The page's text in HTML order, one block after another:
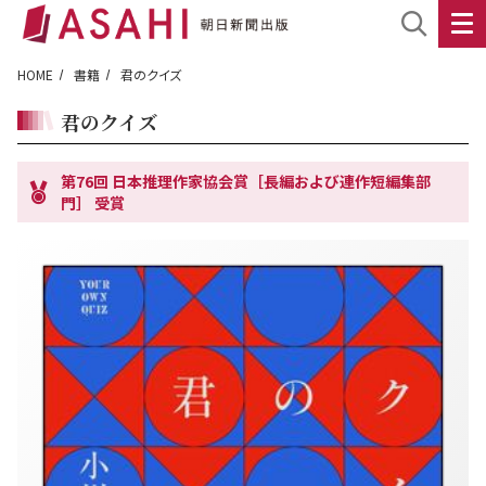
HOME 書籍 君のクイズ
君のクイズ
第76回 日本推理作家協会賞［長編および連作短編集部
門］ 受賞